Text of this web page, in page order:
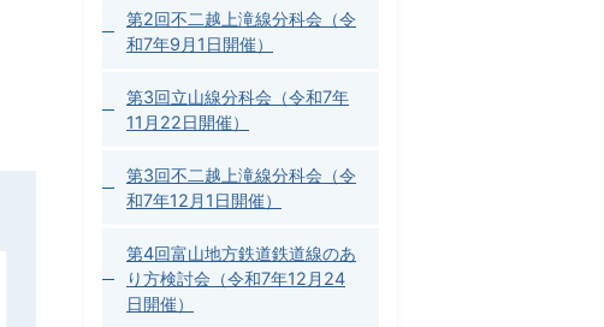
第2回不二越上滝線分科会（令
和7年9月1日開催）
第3回立山線分科会（令和7年
11月22日開催）
第3回不二越上滝線分科会（令
和7年12月1日開催）
第4回富山地方鉄道鉄道線のあ
り方検討会（令和7年12月24
日開催）